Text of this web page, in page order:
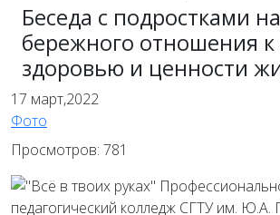
Беседа с подростками
бережного отношения к
здоровью и ценности
17 март,2022
Фото
Просмотров: 781